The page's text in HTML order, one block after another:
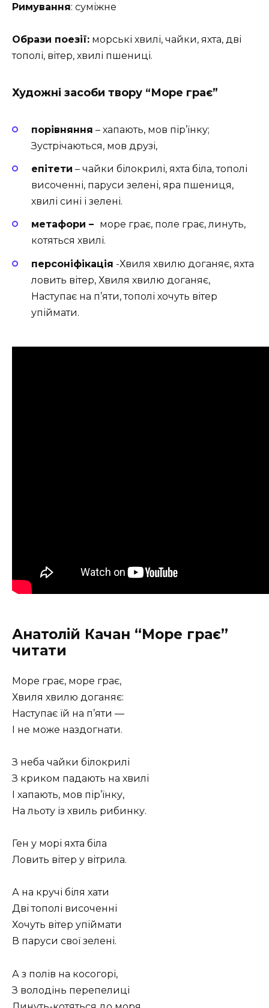
Римування: суміжне
Образи поезії: морські хвилі, чайки, яхта, дві
тополі, вітер, хвилі пшениці.
Художні засоби твору “Море грає”
порівняння – хапають, мов пір’їнку;
Зустрічаються, мов друзі,
епітети – чайки білокрилі, яхта біла, тополі
височенні, паруси зелені, яра пшениця,
хвилі сині і зелені.
метафори – море грає, поле грає, линуть,
котяться хвилі.
персоніфікація -Хвиля хвилю доганяє, яхта
ловить вітер, Хвиля хвилю доганяє,
Наступає на п’яти, тополі хочуть вітер
упіймати.
Анатолій Качан “Море грає”
читати
Море грає, море грає,
Хвиля хвилю доганяє:
Наступає їй на п’яти —
І не може наздогнати.
З неба чайки білокрилі
З криком падають на хвилі
І хапають, мов пір’їнку,
На льоту із хвиль рибинку.
Ген у морі яхта біла
Ловить вітер у вітрила.
А на кручі біля хати
Дві тополі височенні
Хочуть вітер упіймати
В паруси свої зелені.
А з полів на косогорі,
З володінь перепелиці